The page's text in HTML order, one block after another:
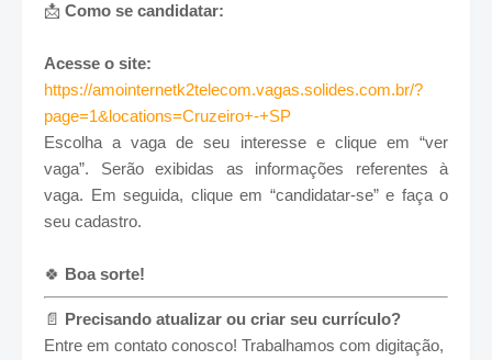
📩 Como se candidatar:
Acesse o site:
https://amointernetk2telecom.vagas.solides.com.br/?
page=1&locations=Cruzeiro+-+SP
Escolha a vaga de seu interesse e clique em “ver
vaga”. Serão exibidas as informações referentes à
vaga. Em seguida, clique em “candidatar-se”e faça o
seu cadastro.
🍀 Boa sorte!
📄 Precisando atualizar ou criar seu currículo?
Entre em contato conosco! Trabalhamos com digitação,